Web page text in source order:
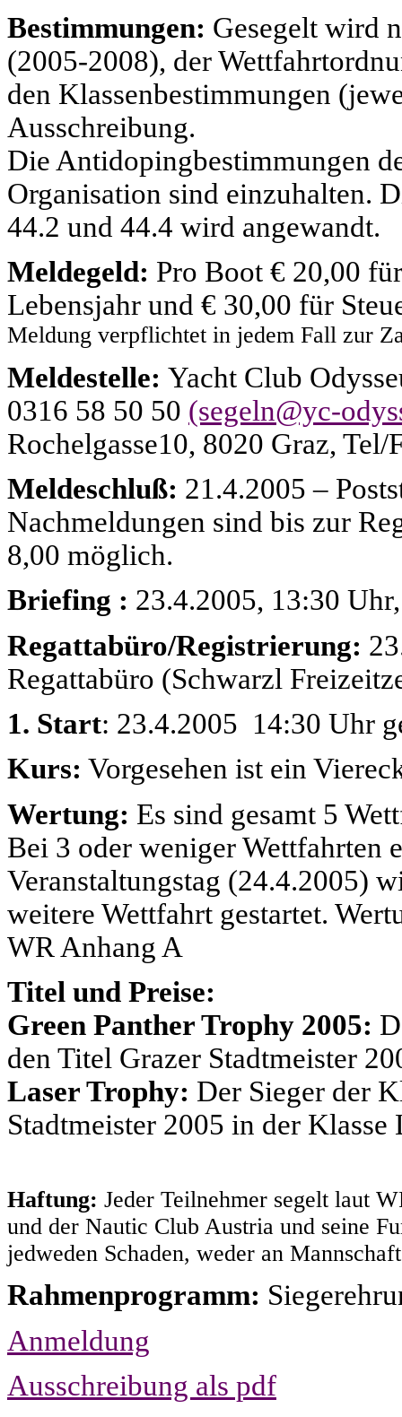
Bestimmungen: Gesegelt wird
(2005-2008), der
den Klassenbestimmungen
Ausschreibung.
Die Antidopingbestimmungen
Organisation sind einzuhalten.
44.2 und 44.4 wird angewandt.
Meldegeld: Pro Boot € 20,00
Lebensjahr und € 30,00 für
Meldung verpflichtet in jedem Fall zur
Meldestelle: Yacht Club
0316 58 50 50 (segeln@yc-
Rochelgasse10, 8020 Graz,
Meldeschluß: 21.4.2005 –
Nachmeldungen sind bis zur
8,00 möglich.
Briefing : 23.4.2005, 13:30
Regattabüro/Registrierung:
Regattabüro (Schwarzl
1. Start: 23.4.2005 14:30 Uhr
Kurs: Vorgesehen ist ein
Wertung: Es sind gesamt 5
Bei 3 oder weniger Wettfahrten
Veranstaltungstag (24.4.2005)
weitere Wettfahrt gestartet.
WR Anhang A
Titel und Preise:
Green Panther Trophy 2005:
den Titel Grazer Stadtmeister
Laser Trophy: Der Sieger der
Stadtmeister 2005 in der Klasse
Haftung: Jeder Teilnehmer segelt laut
und der Nautic Club Austria und seine
jedweden Schaden, weder an
Rahmenprogramm:
Anmeldung
Ausschreibung als pdf